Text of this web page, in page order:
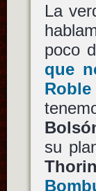
La
poco
que
su
Thorin